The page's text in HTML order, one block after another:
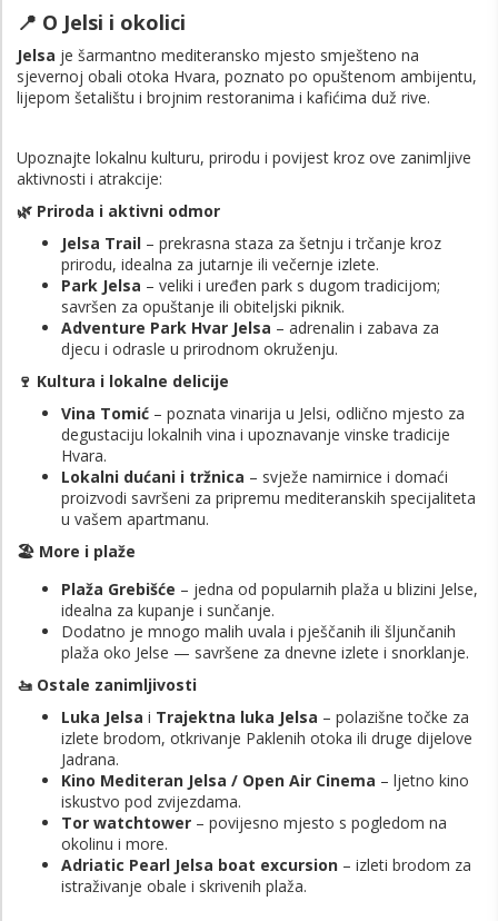
📍 O Jelsi i okolici
Jelsa je šarmantno mediteransko mjesto smješteno na
sjevernoj obali otoka Hvara, poznato po opuštenom ambijentu,
lijepom šetalištu i brojnim restoranima i kafićima duž rive.
Upoznajte lokalnu kulturu, prirodu i povijest kroz ove zanimljive
aktivnosti i atrakcije:
🌿 Priroda i aktivni odmor
Jelsa Trail – prekrasna staza za šetnju i trčanje kroz
prirodu, idealna za jutarnje ili večernje izlete.
Park Jelsa – veliki i uređen park s dugom tradicijom;
savršen za opuštanje ili obiteljski piknik.
Adventure Park Hvar Jelsa – adrenalin i zabava za
djecu i odrasle u prirodnom okruženju.
🍷 Kultura i lokalne delicije
Vina Tomić – poznata vinarija u Jelsi, odlično mjesto za
degustaciju lokalnih vina i upoznavanje vinske tradicije
Hvara.
Lokalni dućani i tržnica – svježe namirnice i domaći
proizvodi savršeni za pripremu mediteranskih specijaliteta
u vašem apartmanu.
🏖️ More i plaže
Plaža Grebišće – jedna od popularnih plaža u blizini Jelse,
idealna za kupanje i sunčanje.
Dodatno je mnogo malih uvala i pješčanih ili šljunčanih
plaža oko Jelse — savršene za dnevne izlete i snorklanje.
🚤 Ostale zanimljivosti
Luka Jelsa i Trajektna luka Jelsa – polazišne točke za
izlete brodom, otkrivanje Paklenih otoka ili druge dijelove
Jadrana.
Kino Mediteran Jelsa / Open Air Cinema – ljetno kino
iskustvo pod zvijezdama.
Tor watchtower – povijesno mjesto s pogledom na
okolinu i more.
Adriatic Pearl Jelsa boat excursion – izleti brodom za
istraživanje obale i skrivenih plaža.